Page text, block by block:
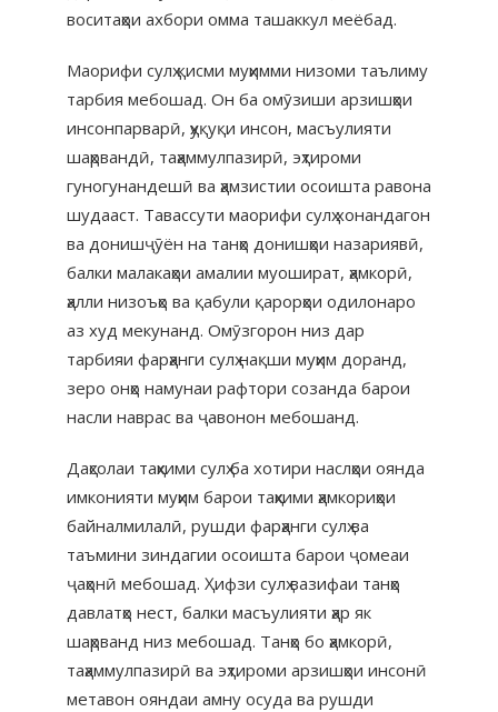
воситаҳои ахбори омма ташаккул меёбад.
Маорифи сулҳ қисми муҳимми низоми таълиму
тарбия мебошад. Он ба омӯзиши арзишҳои
инсонпарварӣ, ҳуқуқи инсон, масъулияти
шаҳрвандӣ, таҳаммулпазирӣ, эҳтироми
гуногунандешӣ ва ҳамзистии осоишта равона
шудааст. Тавассути маорифи сулҳ хонандагон
ва донишҷӯён на танҳо донишҳои назариявӣ,
балки малакаҳои амалии муошират, ҳамкорӣ,
ҳалли низоъҳо ва қабули қарорҳои одилонаро
аз худ мекунанд. Омӯзгорон низ дар
тарбияи фарҳанги сулҳ нақши муҳим доранд,
зеро онҳо намунаи рафтори созанда барои
насли наврас ва ҷавонон мебошанд.
Даҳсолаи таҳкими сулҳ ба хотири наслҳои оянда
имконияти муҳим барои таҳкими ҳамкориҳои
байналмилалӣ, рушди фарҳанги сулҳ ва
таъмини зиндагии осоишта барои ҷомеаи
ҷаҳонӣ мебошад. Ҳифзи сулҳ вазифаи танҳо
давлатҳо нест, балки масъулияти ҳар як
шаҳрванд низ мебошад. Танҳо бо ҳамкорӣ,
таҳаммулпазирӣ ва эҳтироми арзишҳои инсонӣ
метавон ояндаи амну осуда ва рушди